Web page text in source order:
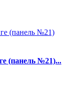
(панель №21)...